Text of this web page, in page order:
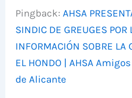
Pingback: AHSA
SINDIC DE GREUGES POR
INFORMACIÓN SOBRE LA
EL HONDO | AHSA
de Alicante